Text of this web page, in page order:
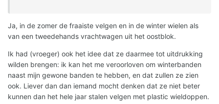
Ja, in de zomer de fraaiste velgen en in de winter wielen als
van een tweedehands vrachtwagen uit het oostblok.
Ik had (vroeger) ook het idee dat ze daarmee tot uitdrukking
wilden brengen: ik kan het me veroorloven om winterbanden
naast mijn gewone banden te hebben, en dat zullen ze zien
ook. Liever dan dan iemand mocht denken dat ze niet beter
kunnen dan het hele jaar stalen velgen met plastic wieldoppen.